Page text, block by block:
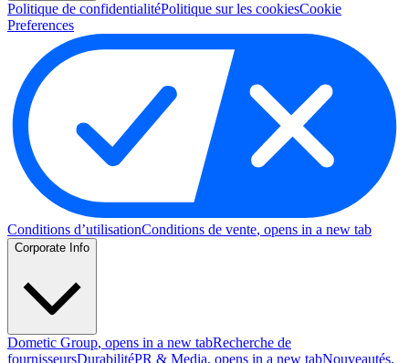
Politique de confidentialitéPolitique sur les cookiesCookie
Preferences
Conditions d’utilisationConditions de vente, opens in a new tab
Corporate Info
Dometic Group, opens in a new tabRecherche de
fournisseursDurabilitéPR & Media, opens in a new tabNouveautés,